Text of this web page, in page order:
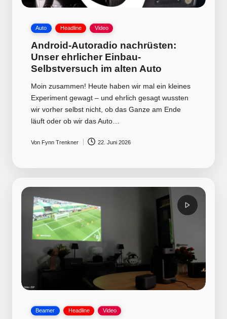
Posted
Auto Headline Video
Android-Autoradio nachrüsten:
Unser ehrlicher Einbau-
Selbstversuch im alten Auto
Moin zusammen! Heute haben wir mal ein kleines
Experiment gewagt – und ehrlich gesagt wussten
wir vorher selbst nicht, ob das Ganze am Ende
läuft oder ob wir das Auto…
Posted
Von Fynn Trenkner 22. Juni 2026
Posted
Beamer Headline Video